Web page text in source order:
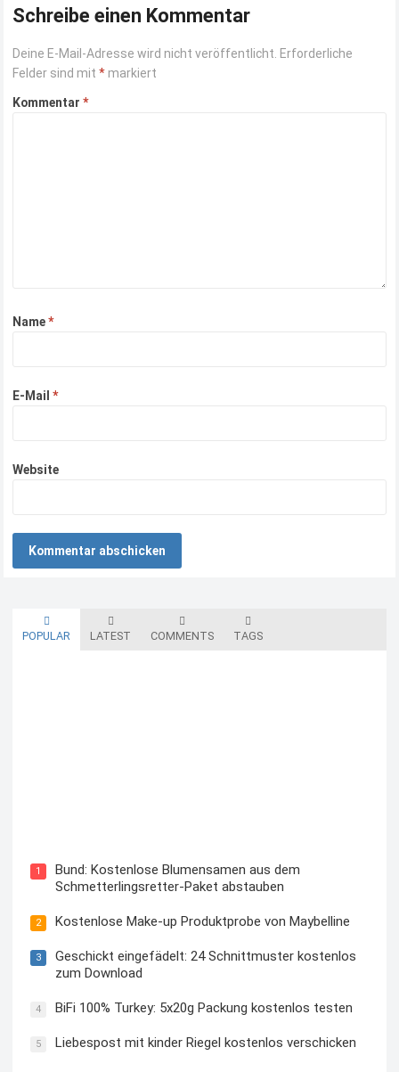
Schreibe einen Kommentar
Deine E-Mail-Adresse wird nicht veröffentlicht. Erforderliche
Felder sind mit* markiert
Kommentar*
Name*
E-Mail*
Website
POPULAR LATEST COMMENTS TAGS
1
Bund: Kostenlose Blumensamen aus dem
Schmetterlingsretter-Paket abstauben
2 Kostenlose Make-up Produktprobe von Maybelline
3
Geschickt eingefädelt: 24 Schnittmuster kostenlos
zum Download
4 BiFi 100% Turkey: 5x20g Packung kostenlos testen
5 Liebespost mit kinder Riegel kostenlos verschicken